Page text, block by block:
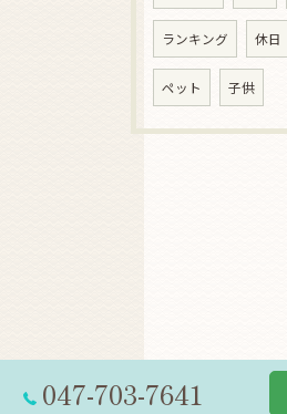
ランキング 休日
ペット 子供
047-703-7641